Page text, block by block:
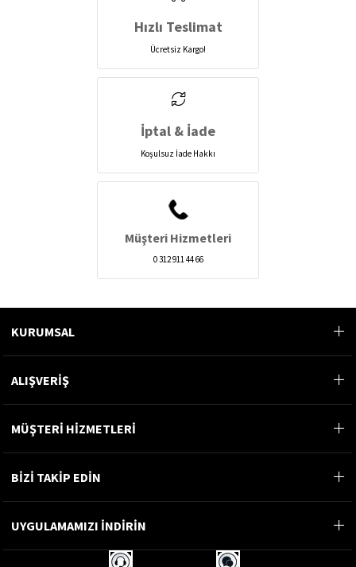
Hızlı Teslimat
Ücretsiz Kargo!
İptal & İade
Koşulsuz İade Hakkı
Müşteri Hizmetleri
0 312 911 44 66
KURUMSAL
ALIŞVERİŞ
MÜŞTERİ HİZMETLERİ
BİZİ TAKİP EDİN
UYGULAMAMIZI İNDİRİN